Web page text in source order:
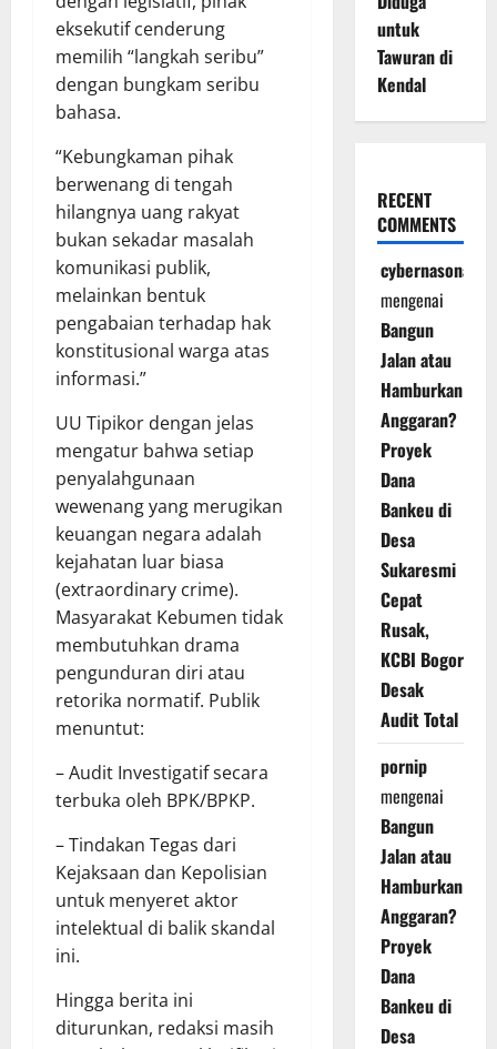
eksekutif cenderung
memilih “langkah seribu”
dengan bungkam seribu
bahasa.
“Kebungkaman pihak
berwenang di tengah
hilangnya uang rakyat
bukan sekadar masalah
komunikasi publik,
melainkan bentuk
pengabaian terhadap hak
konstitusional warga atas
informasi.”
UU Tipikor dengan jelas
mengatur bahwa setiap
penyalahgunaan
wewenang yang merugikan
keuangan negara adalah
kejahatan luar biasa
(extraordinary crime).
Masyarakat Kebumen tidak
membutuhkan drama
pengunduran diri atau
retorika normatif. Publik
menuntut:
– Audit Investigatif secara
terbuka oleh BPK/BPKP.
– Tindakan Tegas dari
Kejaksaan dan Kepolisian
untuk menyeret aktor
intelektual di balik skandal
ini.
Hingga berita ini
diturunkan, redaksi masih
untuk
Tawuran di
Kendal
RECENT
COMMENTS
cybernasonal
mengenai
Bangun
Jalan atau
Hamburkan
Anggaran?
Proyek
Dana
Bankeu di
Desa
Sukaresmi
Cepat
Rusak,
KCBI Bogor
Desak
Audit Total
pornip
mengenai
Bangun
Jalan atau
Hamburkan
Anggaran?
Proyek
Dana
Bankeu di
Desa